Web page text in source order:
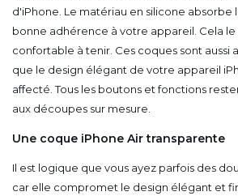
d'iPhone. Le matériau en silicone absorbe
bonne adhérence à votre appareil. Cela
confortable à tenir. Ces coques sont aussi
que le design élégant de votre appareil
affecté. Tous les boutons et fonctions
aux découpes sur mesure.
Une coque iPhone Air transparente
Il est logique que vous ayez parfois des
car elle compromet le design élégant et